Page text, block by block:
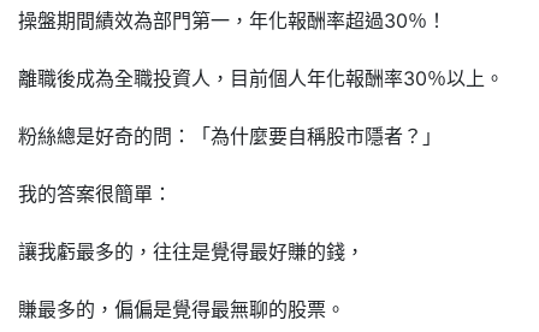
操盤期間績效為部門第一，年化報酬率超過30％！
離職後成為全職投資人，目前個人年化報酬率30％以上。
粉絲總是好奇的問：「為什麼要自稱股市隱者？」
我的答案很簡單：
讓我虧最多的，往往是覺得最好賺的錢，
賺最多的，偏偏是覺得最無聊的股票。